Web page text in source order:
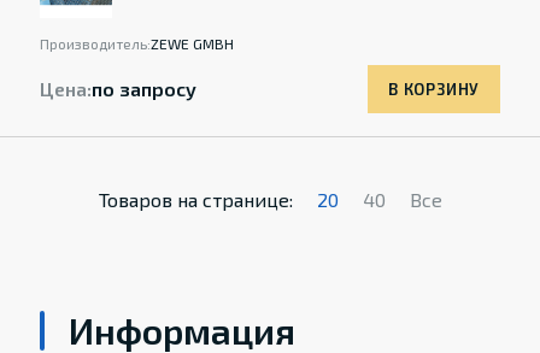
Производитель:ZEWE GMBH
Цена:по запросу В КОРЗИНУ
Товаров на странице: 20 40 Все
Информация